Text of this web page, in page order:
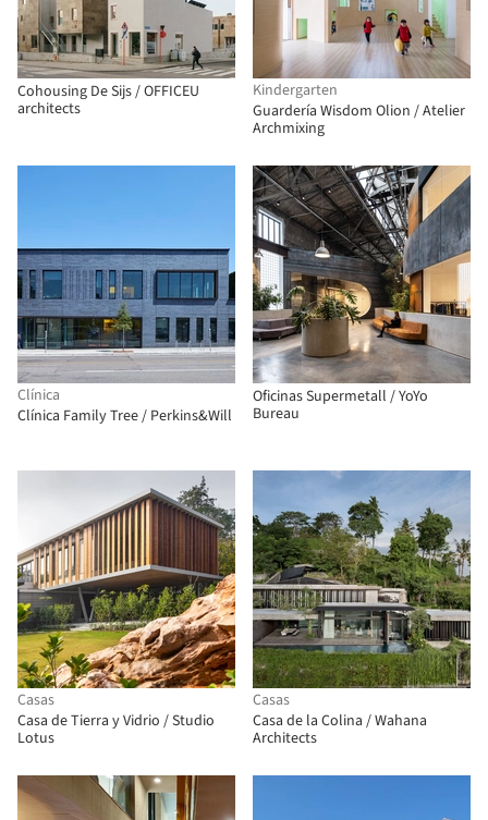
Cohousing De Sijs / OFFICEU
architects
Kindergarten
Guardería Wisdom Olion / Atelier
Archmixing
Clínica
Clínica Family Tree / Perkins&Will
Oficinas Supermetall / YoYo
Bureau
Casas
Casa de Tierra y Vidrio / Studio
Lotus
Casas
Casa de la Colina / Wahana
Architects